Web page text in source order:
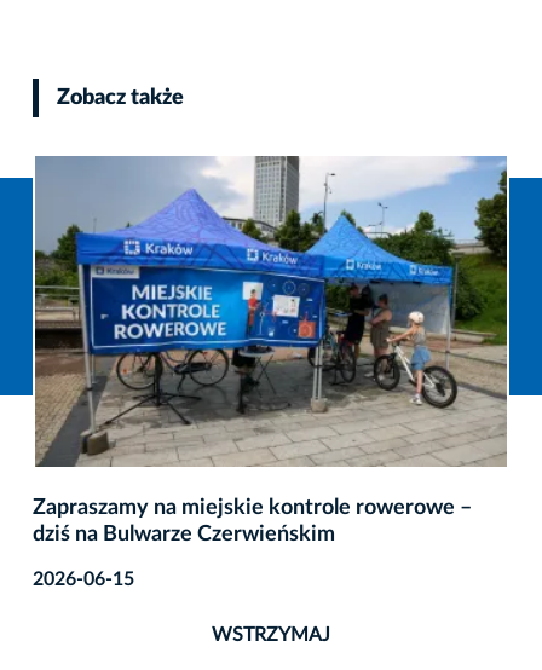
Zobacz także
Zapraszamy na miejskie kontrole rowerowe –
dziś na Bulwarze Czerwieńskim
2026-06-15
WSTRZYMAJ